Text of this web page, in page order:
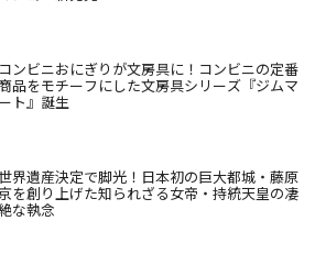
コンビニおにぎりが文房具に！コンビニの定番
商品をモチーフにした文房具シリーズ『ジムマ
ート』誕生
界遺産決定で脚光！日本初の巨大都城・藤原
京を創り上げた知られざる女帝・持統天皇の凄
絶な執念